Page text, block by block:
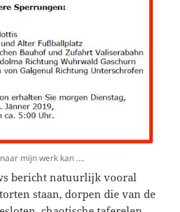
mijn werk kan ….
bericht natuurlijk vooral
staan, dorpen die van de